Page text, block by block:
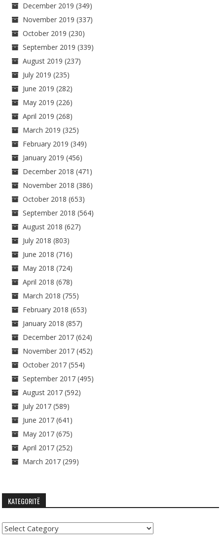
December 2019 (349)
November 2019 (337)
October 2019 (230)
September 2019 (339)
August 2019 (237)
July 2019 (235)
June 2019 (282)
May 2019 (226)
April 2019 (268)
March 2019 (325)
February 2019 (349)
January 2019 (456)
December 2018 (471)
November 2018 (386)
October 2018 (653)
September 2018 (564)
August 2018 (627)
July 2018 (803)
June 2018 (716)
May 2018 (724)
April 2018 (678)
March 2018 (755)
February 2018 (653)
January 2018 (857)
December 2017 (624)
November 2017 (452)
October 2017 (554)
September 2017 (495)
August 2017 (592)
July 2017 (589)
June 2017 (641)
May 2017 (675)
April 2017 (252)
March 2017 (299)
KATEGORITË
Kategoritë